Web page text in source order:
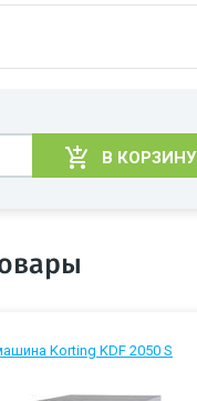
В КОРЗИНУ
Korting KDF 2050 S